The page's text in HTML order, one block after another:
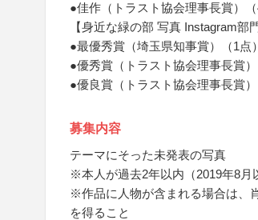
●佳作（トラスト協会理事長賞）
【身近な緑の部 写真 Instagram部門
●最優秀賞（埼玉県知事賞）（1
●優秀賞（トラスト協会理事長賞
●優良賞（トラスト協会理事長賞
募集内容
テーマにそった未発表の写真
※本人が過去2年以内（2019年8月
※作品に人物が含まれる場合は、
を得ること